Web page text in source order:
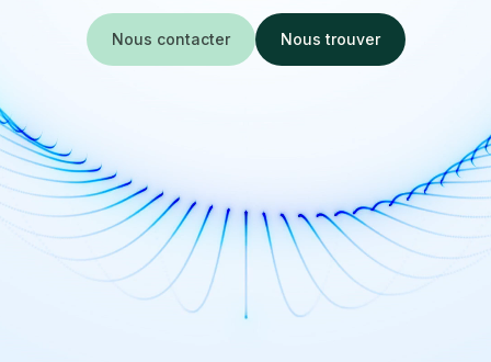
Nous contacter Nous trouver